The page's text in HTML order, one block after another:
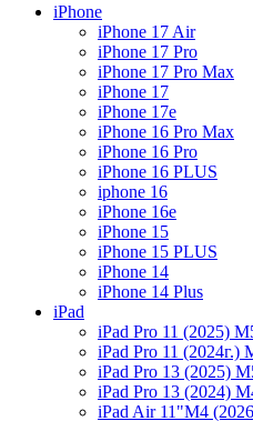
iPhone
iPhone 17 Air
iPhone 17 Pro
iPhone 17 Pro Max
iPhone 17
iPhone 17e
iPhone 16 Pro Max
iPhone 16 Pro
iPhone 16 PLUS
iphone 16
iPhone 16e
iPhone 15
iPhone 15 PLUS
iPhone 14
iPhone 14 Plus
iPad
iPad Pro 11 (2025)
iPad Pro 11 (2024г.)
iPad Pro 13 (2025)
iPad Pro 13 (2024)
iPad Air 11"M4